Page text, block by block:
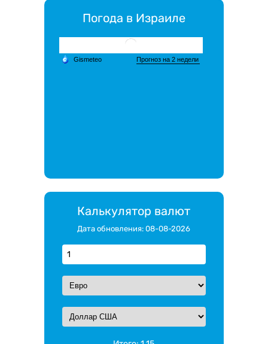
Погода в Израиле
Калькулятор валют
Дата обновления: 08-08-2026